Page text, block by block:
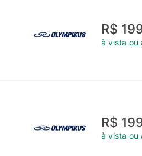
R$
à vista ou
R$
à vista ou